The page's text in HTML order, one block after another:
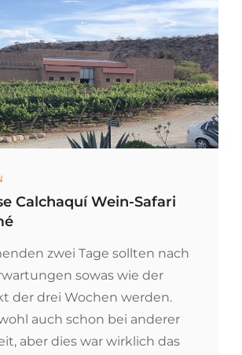
Calchaquí Wein-Safari
zwei Tage sollten nach
sowas wie der
der drei Wochen werden.
auch schon bei anderer
aber dies war wirklich das